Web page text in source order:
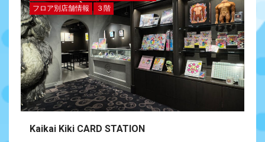
フロア別店舗情報
３階
Kaikai Kiki CARD STATION